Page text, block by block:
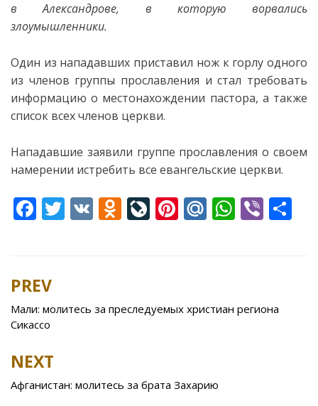
в Александрове, в которую ворвались
злоумышленники.
Один из нападавших приставил нож к горлу одного
из членов группы прославления и стал требовать
информацию о местонахождении пастора, а также
список всех членов церкви.
Нападавшие заявили группе прославления о своем
намерении истребить все евангельские церкви.
F
b
o
o
T V O
kl
as
ki
Li
u
r
Pi
st
M
u
W
A
p
Vi
Post
navigation
PREV
Мали: молитесь за преследуемых христиан региона
Сикассо
NEXT
Афганистан: молитесь за брата Захарию